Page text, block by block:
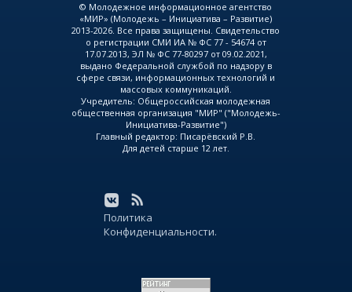
© Молодежное информационное агентство
«МИР» (Молодежь – Инициатива – Развитие)
2013-2026. Все права защищены. Свидетельство
о регистрации СМИ ИА № ФС 77 - 54674 от
17.07.2013, ЭЛ № ФС 77-80297 от 09.02.2021,
выдано Федеральной службой по надзору в
сфере связи, информационных технологий и
массовых коммуникаций.
Учредитель: Общероссийская молодежная
общественная организация "МИР" ("Молодежь-
Инициатива-Развитие")
Главный редактор: Писарёвский Р.В.
Для детей старше 12 лет.
Политика
Конфиденциальности.